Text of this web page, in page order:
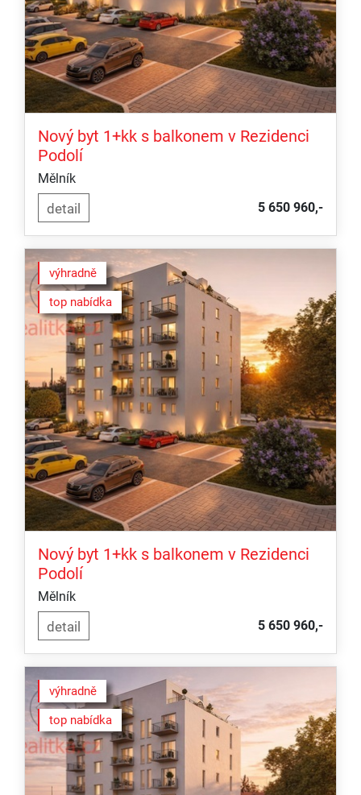
Nový byt 1+kk s balkonem v Rezidenci
Podolí
Mělník
5 650 960,-
výhradně
top nabídka
Nový byt 1+kk s balkonem v Rezidenci
Podolí
Mělník
5 650 960,-
výhradně
top nabídka